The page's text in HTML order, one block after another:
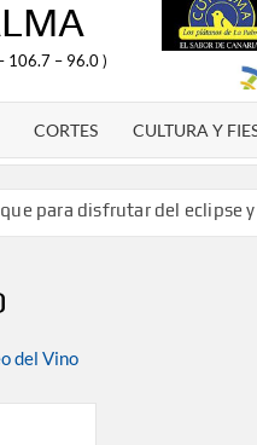
106.7 – 96.0 )
CORTES CULTURA Y
para disfrutar del eclipse
dinamizador de Los